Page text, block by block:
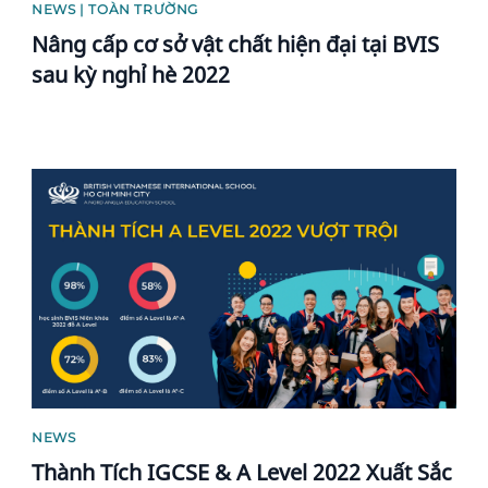
NEWS | TOÀN TRƯỜNG
Nâng cấp cơ sở vật chất hiện đại tại BVIS
sau kỳ nghỉ hè 2022
News image
NEWS
Thành Tích IGCSE & A Level 2022 Xuất Sắc